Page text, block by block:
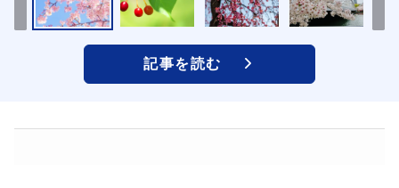
記事を読む